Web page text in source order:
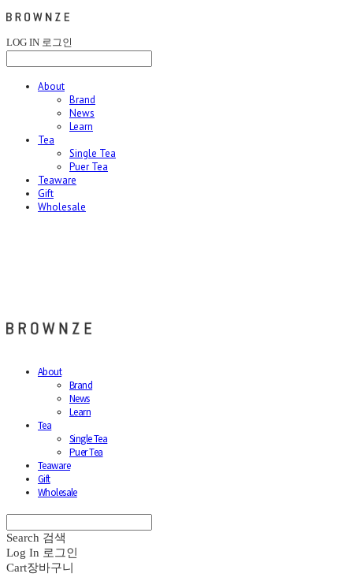
LOG IN 로그인
About
Brand
News
Learn
Tea
Single Tea
Puer Tea
Teaware
Gift
Wholesale
About
Brand
News
Learn
Tea
Single Tea
Puer Tea
Teaware
Gift
Wholesale
Search 검색
Log In 로그인
Cart장바구니